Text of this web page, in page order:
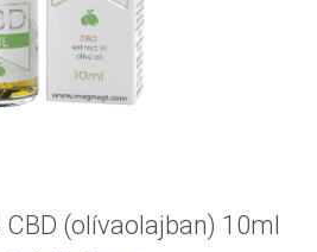
CBD (olívaolajban) 10ml